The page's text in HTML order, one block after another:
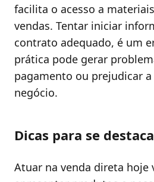
facilita o acesso a
vendas. Tentar iniciar
contrato adequado, é um
prática pode gerar
pagamento ou prejudicar
negócio.
Dicas para se
Atuar na venda direta hoje